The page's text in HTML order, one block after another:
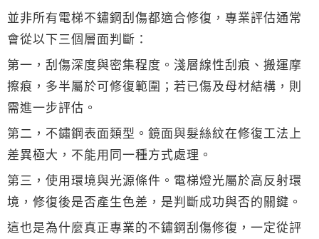
並非所有電梯不鏽鋼刮傷都適合修復，專業評估通常
會從以下三個層面判斷：
第一，刮傷深度與密集程度。淺層線性刮痕、搬運摩
擦痕，多半屬於可修復範圍；若已傷及母材結構，則
需進一步評估。
第二，不鏽鋼表面類型。鏡面與髮絲紋在修復工法上
差異極大，不能用同一種方式處理。
第三，使用環境與光源條件。電梯燈光屬於高反射環
境，修復後是否產生色差，是判斷成功與否的關鍵。
這也是為什麼真正專業的不鏽鋼刮傷修復，一定從評